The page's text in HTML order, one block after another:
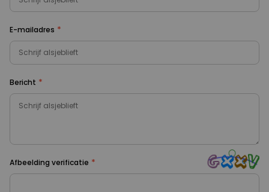
E-mailadres *
Bericht *
Afbeelding verificatie *